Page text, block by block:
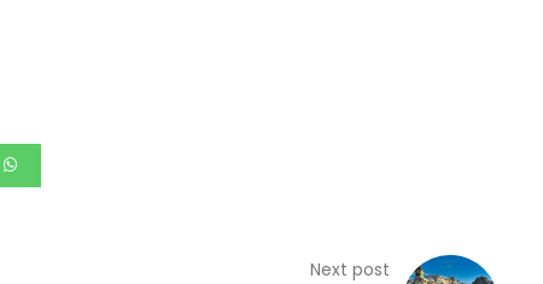
Next post